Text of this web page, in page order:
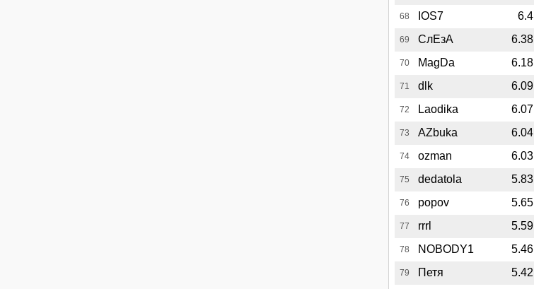
68 IOS7 6.4
69 СлЕзА 6.38
70 MagDa 6.18
71 dlk 6.09
72 Laodika 6.07
73 AZbuka 6.04
74 ozman 6.03
75 dedatola 5.83
76 popov 5.65
77 rrrl 5.59
78 NOBODY1 5.46
79 Петя 5.42